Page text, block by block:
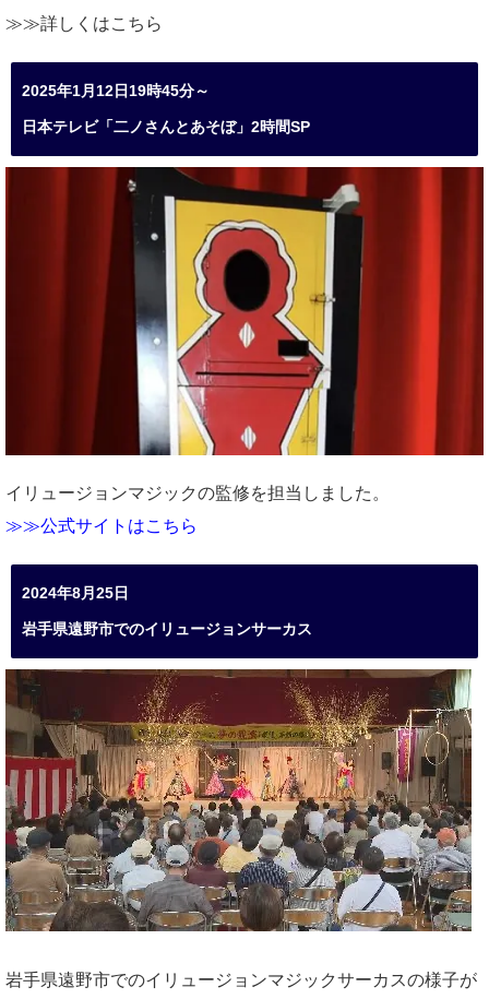
≫≫詳しくはこちら
2025年1月12日19時45分～
日本テレビ「二ノさんとあそぼ」2時間SP
イリュージョンマジックの監修を担当しました。
≫≫公式サイトはこちら
2024年8月25日
岩手県遠野市でのイリュージョンサーカス
岩手県遠野市でのイリュージョンマジックサーカスの様子が